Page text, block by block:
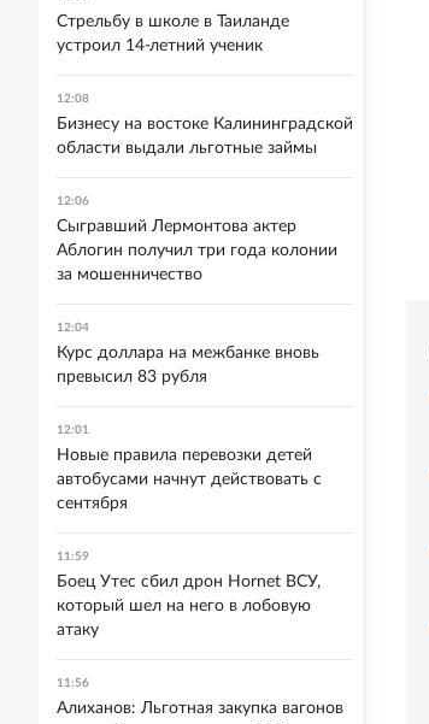
Стрельбу в школе в Таиланде
устроил 14-летний ученик
12:08
Бизнесу на востоке Калининградской
области выдали льготные займы
12:06
Сыгравший Лермонтова актер
Аблогин получил три года колонии
за мошенничество
12:04
Курс доллара на межбанке вновь
превысил 83 рубля
12:01
Новые правила перевозки детей
автобусами начнут действовать с
сентября
11:59
Боец Утес сбил дрон Hornet ВСУ,
который шел на него в лобовую
атаку
11:56
Алиханов: Льготная закупка вагонов